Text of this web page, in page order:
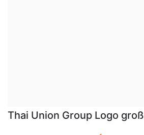
Thai Union Group Logo groß